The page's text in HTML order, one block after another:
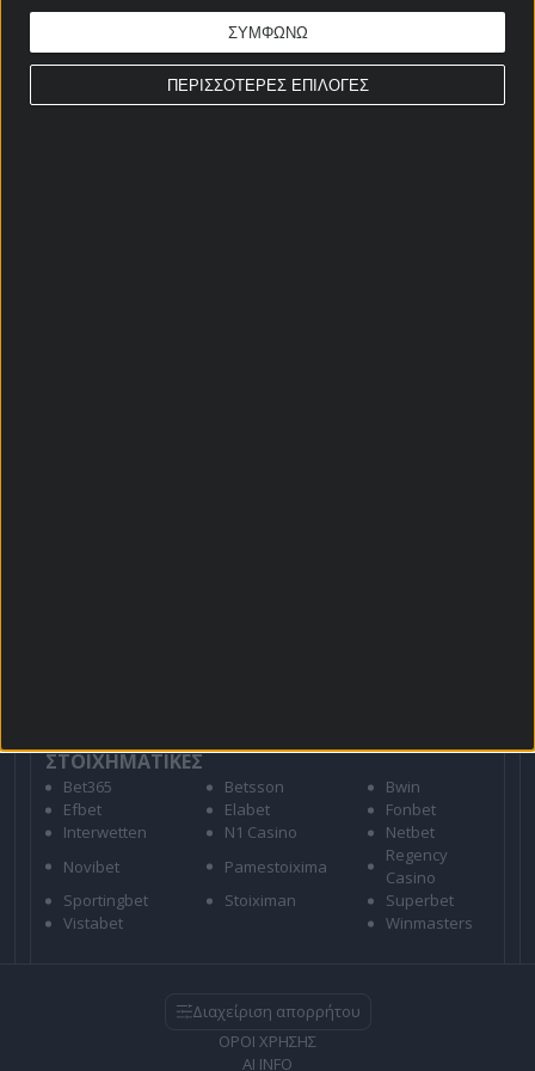
ΠΕΡΙΣΣΟΤΕΡΕΣ ΕΠΙΛΟΓΕΣ
ΣΥΜΦΩΝΩ
ΣΤΟΙΧΗΜΑΤΙΚΕΣ
Bet365 Betsson
Bwin
Efbet
Elabet
Fonbet
Interwetten
N1 Casino
Netbet
Novibet
Pamestoixima
Regency
Casino
Sportingbet
Stoiximan
Superbet
Vistabet
Winmasters
Διαχείριση απορρήτου
ΟΡΟΙ ΧΡΗΣΗΣ
AI INFO